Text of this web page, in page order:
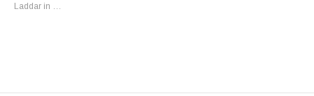
Laddar in …